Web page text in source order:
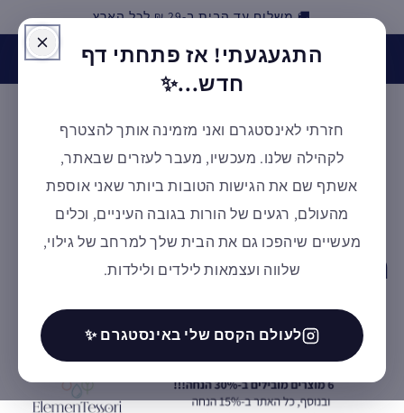
דילוג 🚚 משלוח עד הבית ב-29 ₪ לכל הארץ
האינסטגרם של אלמנטסורי חזר לפעילות! בואו לעקוב אחרינו
ולקבל השראה ✨ למעבר לעמוד
ק
ו
חגיגת ShoppingIL
התגעגעתי! אז פתחתי דף
חדש...✨
חזרתי לאינסטגרם ואני מזמינה אותך להצטרף
לקהילה שלנו. מעכשיו, מעבר לעזרים שבאתר,
אשתף שם את הגישות הטובות ביותר שאני אוספת
מהעולם, רגעים של הורות בגובה העיניים, וכלים
מעשיים שיהפכו גם את הבית שלך למרחב של גילוי,
שלווה ועצמאות לילדים ולילדות.
לעולם הקסם שלי באינסטגרם ✨